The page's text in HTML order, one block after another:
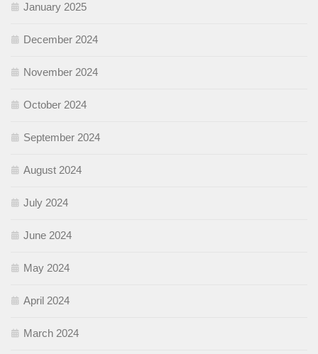
January 2025
December 2024
November 2024
October 2024
September 2024
August 2024
July 2024
June 2024
May 2024
April 2024
March 2024